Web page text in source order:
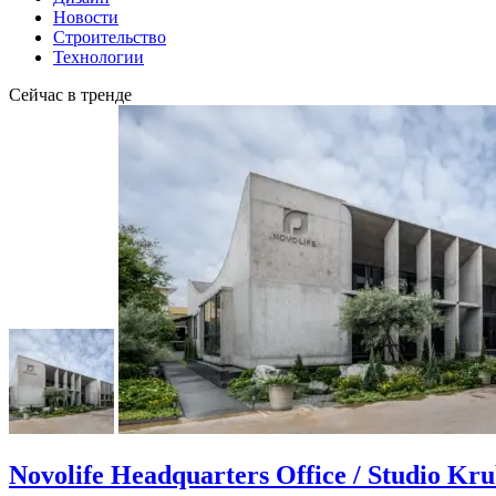
Новости
Строительство
Технологии
Сейчас в тренде
Novolife Headquarters Office / Studio